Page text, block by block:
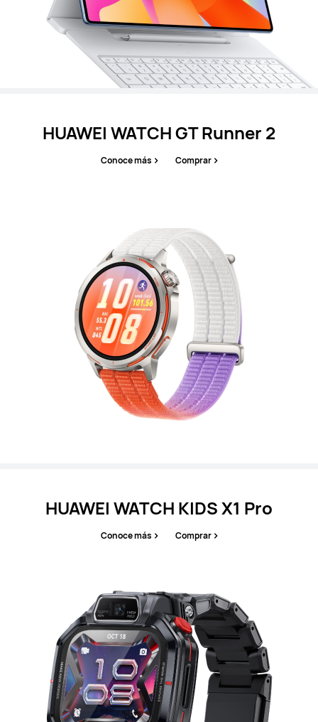
HUAWEI WATCH GT Runner 2
Conoce más Comprar
HUAWEI WATCH KIDS X1 Pro
Conoce más Comprar